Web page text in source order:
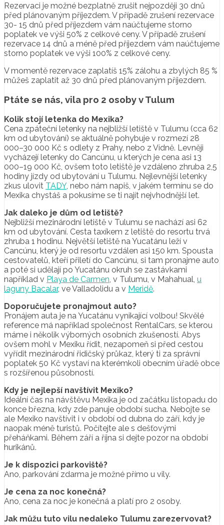
Rezervaci je možné bezplatně zrušit nejpozději 30 dnů
před plánovaným příjezdem. V případě zrušení rezervace
30- 15 dnů před příjezdem vám naúčtujeme storno
poplatek ve výši 50% z celkové ceny. V případě zrušení
rezervace 14 dnů a méně před příjezdem vám naúčtujeme
storno poplatek ve výši 100% z celkové ceny.
V momentě rezervace zaplatíš 15% zálohu a zbylých 85 %
můžeš zaplatit až 30 dnů před plánovaným příjezdem.
Ptáte se nás, vila pro 2 osoby v Tulum
Kolik stojí letenka do Mexika?
Cena zpáteční letenky na nejbližší letiště v Tulumu (cca 62
km od ubytování) se aktuálně pohybuje v rozmezí 28
000–30 000 Kč s odlety z Prahy, nebo z Vídně. Levněji
vycházejí letenky do Cancúnu, u kterých je cena asi 13
000–19 000 Kč, ovšem toto letiště je vzdáleno zhruba 2,5
hodiny jízdy od ubytování u Tulumu. Nejlevnější letenky
zkus ulovit TADY, nebo nám napiš, v jakém termínu se do
Mexika chystáš a pokusíme se ti najít nejvhodnější let.
Jak daleko je dům od letiště?
Nejbližší mezinárodní letiště v Tulumu se nachází asi 62
km od ubytování. Cesta taxíkem z letiště do resortu trvá
zhruba 1 hodinu. Největší letiště na Yucatánu leží v
Cancúnu, který je od resortu vzdálen asi 150 km. Spousta
cestovatelů, kteří přiletí do Cancúnu, si tam pronajme auto
a poté si udělají po Yucatánu okruh se zastávkami
například v Playa de Carmen, v Tulumu, v Mahahual, u
laguny Bacalar, ve Valladolidu a v Meridě.
Doporučujete pronajmout auto?
Pronájem auta je na Yucatánu vynikající volbou! Skvělé
reference má například společnost RentalCars, se kterou
máme i několik výborných osobních zkušeností. Abys
ovšem mohl v Mexiku řídit, nezapomeň si před cestou
vyřídit mezinárodní řidičský průkaz, který ti za správní
poplatek 50 Kč vystaví na kterémkoli obecním úřadě obce
s rozšířenou působností.
Kdy je nejlepší navštívit Mexiko?
Ideální čas na návštěvu Mexika je od začátku listopadu do
konce března, kdy zde panuje období sucha. Nebojte se
ale Mexiko navštívit i v období od dubna do září, kdy je
naopak méně turistů. Počítejte ale s dešťovými
přeháňkami. Během září a října si dejte pozor na období
hurikánů.
Je k dispozici parkoviště?
Ano, parkování zdarma je možné přímo u vily.
Je cena za noc konečná?
Ano, cena za noc je konečná a platí pro 2 osoby.
Jak můžu tuto vilu nedaleko Tulumu zarezervovat?